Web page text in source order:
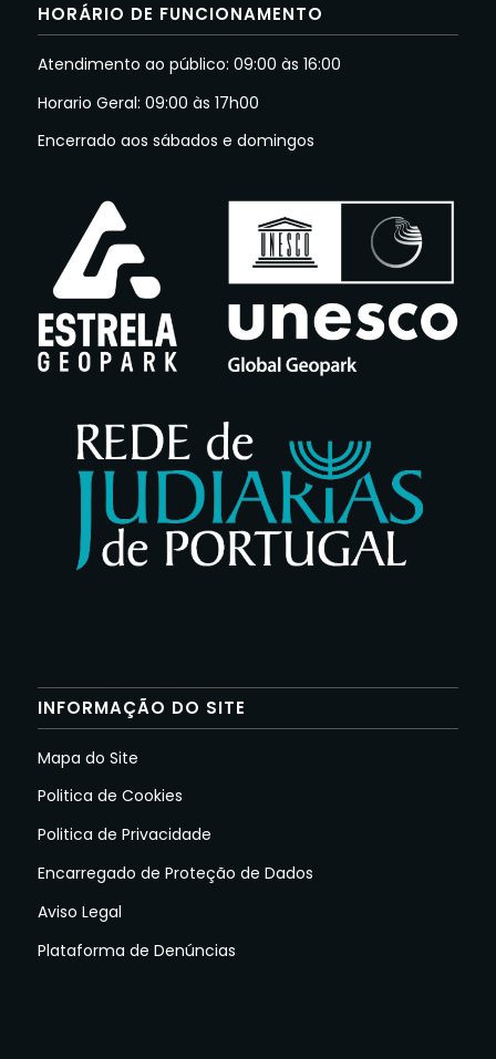
HORÁRIO DE FUNCIONAMENTO
Atendimento ao público: 09:00 às 16:00
Horario Geral: 09:00 às 17h00
Encerrado aos sábados e domingos
INFORMAÇÃO DO SITE
Mapa do Site
Politica de Cookies
Politica de Privacidade
Encarregado de Proteção de Dados
Aviso Legal
Plataforma de Denúncias